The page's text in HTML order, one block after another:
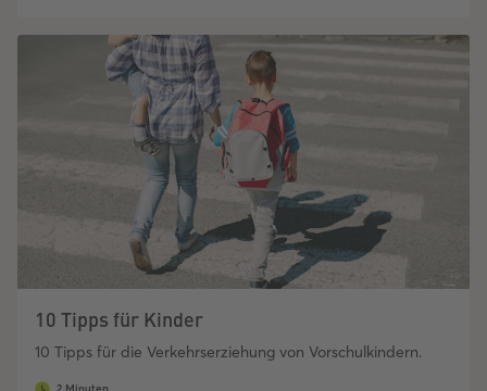
10 Tipps für Kinder
10 Tipps für die Verkehrserziehung von Vorschulkindern.
2 Minuten